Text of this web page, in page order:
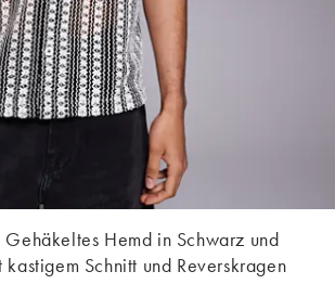
Hemd in Schwarz und
Schnitt und Reverskragen